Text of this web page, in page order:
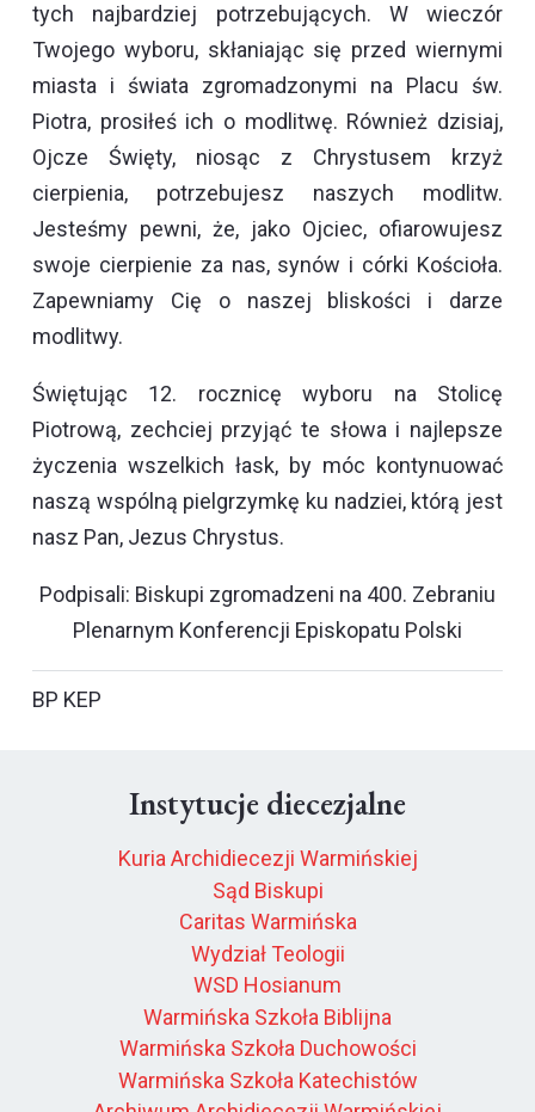
tych najbardziej potrzebujących. W wieczór
Twojego wyboru, skłaniając się przed wiernymi
miasta i świata zgromadzonymi na Placu św.
Piotra, prosiłeś ich o modlitwę. Również dzisiaj,
Ojcze Święty, niosąc z Chrystusem krzyż
cierpienia, potrzebujesz naszych modlitw.
Jesteśmy pewni, że, jako Ojciec, ofiarowujesz
swoje cierpienie za nas, synów i córki Kościoła.
Zapewniamy Cię o naszej bliskości i darze
modlitwy.
Świętując 12. rocznicę wyboru na Stolicę
Piotrową, zechciej przyjąć te słowa i najlepsze
życzenia wszelkich łask, by móc kontynuować
naszą wspólną pielgrzymkę ku nadziei, którą jest
nasz Pan, Jezus Chrystus.
Podpisali: Biskupi zgromadzeni na 400. Zebraniu
Plenarnym Konferencji Episkopatu Polski
BP KEP
Instytucje diecezjalne
Kuria Archidiecezji Warmińskiej
Sąd Biskupi
Caritas Warmińska
Wydział Teologii
WSD Hosianum
Warmińska Szkoła Biblijna
Warmińska Szkoła Duchowości
Warmińska Szkoła Katechistów